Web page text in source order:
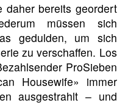
daher bereits geordert
müssen sich
gedulden, um sich
zu verschaffen. Los
ProSieben
Housewife» immer
ausgestrahlt – und